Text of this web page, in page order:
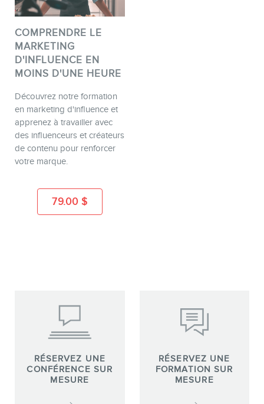
COMPRENDRE LE
MARKETING
D'INFLUENCE EN
MOINS D'UNE HEURE
Découvrez notre formation
en marketing d'influence et
apprenez à travailler avec
des influenceurs et créateurs
de contenu pour renforcer
votre marque.
79.00 $
RÉSERVEZ UNE
CONFÉRENCE SUR
MESURE
RÉSERVEZ UNE
FORMATION SUR
MESURE